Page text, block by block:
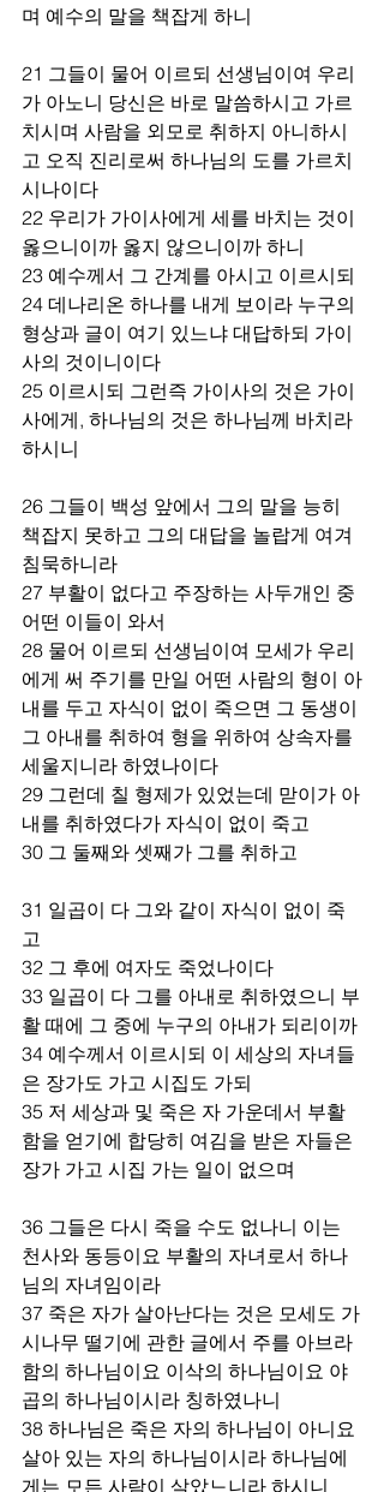
며 예수의 말을 책잡게 하니
21 그들이 물어 이르되 선생님이여 우리
가 아노니 당신은 바로 말씀하시고 가르
치시며 사람을 외모로 취하지 아니하시
고 오직 진리로써 하나님의 도를 가르치
시나이다
22 우리가 가이사에게 세를 바치는 것이
옳으니이까 옳지 않으니이까 하니
23 예수께서 그 간계를 아시고 이르시되
24 데나리온 하나를 내게 보이라 누구의
형상과 글이 여기 있느냐 대답하되 가이
사의 것이니이다
25 이르시되 그런즉 가이사의 것은 가이
사에게, 하나님의 것은 하나님께 바치라
하시니
26 그들이 백성 앞에서 그의 말을 능히
책잡지 못하고 그의 대답을 놀랍게 여겨
침묵하니라
27 부활이 없다고 주장하는 사두개인 중
어떤 이들이 와서
28 물어 이르되 선생님이여 모세가 우리
에게 써 주기를 만일 어떤 사람의 형이 아
내를 두고 자식이 없이 죽으면 그 동생이
그 아내를 취하여 형을 위하여 상속자를
세울지니라 하였나이다
29 그런데 칠 형제가 있었는데 맏이가 아
내를 취하였다가 자식이 없이 죽고
30 그 둘째와 셋째가 그를 취하고
31 일곱이 다 그와 같이 자식이 없이 죽
고
32 그 후에 여자도 죽었나이다
33 일곱이 다 그를 아내로 취하였으니 부
활 때에 그 중에 누구의 아내가 되리이까
34 예수께서 이르시되 이 세상의 자녀들
은 장가도 가고 시집도 가되
35 저 세상과 및 죽은 자 가운데서 부활
함을 얻기에 합당히 여김을 받은 자들은
장가 가고 시집 가는 일이 없으며
36 그들은 다시 죽을 수도 없나니 이는
천사와 동등이요 부활의 자녀로서 하나
님의 자녀임이라
37 죽은 자가 살아난다는 것은 모세도 가
시나무 떨기에 관한 글에서 주를 아브라
함의 하나님이요 이삭의 하나님이요 야
곱의 하나님이시라 칭하였나니
38 하나님은 죽은 자의 하나님이 아니요
살아 있는 자의 하나님이시라 하나님에
게는 모든 사람이 살았느니라 하시니